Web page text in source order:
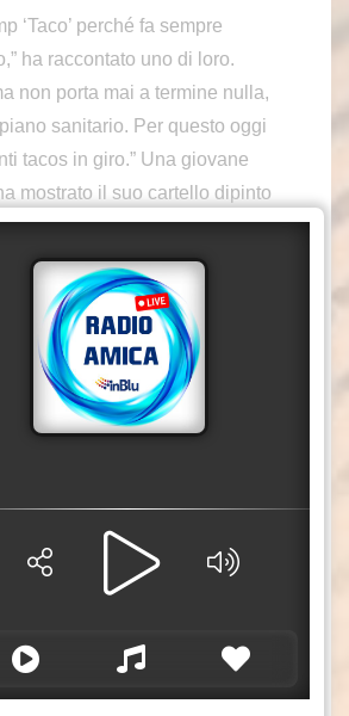
‘Taco’ perché fa sempre
ha raccontato uno di loro.
non porta mai a termine nulla,
sanitario. Per questo oggi
tacos in giro.” Una giovane
mostrato il suo cartello dipinto
del Terzo Reich, è il Turd
era di grande serietà. “Il
del popolo, per il popolo”,
“Nessuno ha il diritto –
o meno – di governare da
dovrebbe contare”. Un altro ha
questa giornata rappresenta un
più che ci usino per i loro
è il significato del No Kings
la varietà dei partecipanti:
di un paese ancora incerto sul